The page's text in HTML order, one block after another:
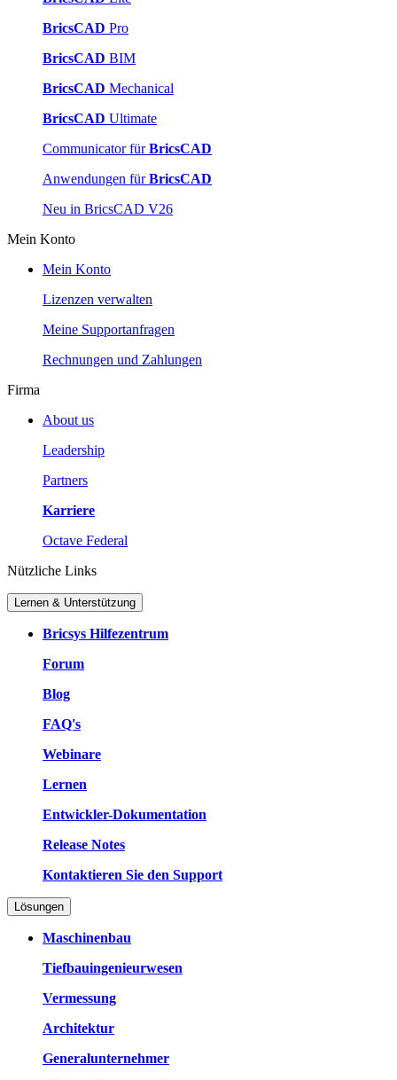
BricsCAD Pro
BricsCAD BIM
BricsCAD Mechanical
BricsCAD Ultimate
Communicator fürBricsCAD
Anwendungen fürBricsCAD
Neu in BricsCAD V26
Mein Konto
Mein Konto
Lizenzen verwalten
Meine Supportanfragen
Rechnungen und Zahlungen
Firma
About us
Leadership
Partners
Karriere
Octave Federal
Nützliche Links
Lernen & Unterstützung
Bricsys Hilfezentrum
Forum
Blog
FAQ's
Webinare
Lernen
Entwickler-Dokumentation
Release Notes
Kontaktieren Sie den Support
Lösungen
Maschinenbau
Tiefbauingenieurwesen
Vermessung
Architektur
Generalunternehmer